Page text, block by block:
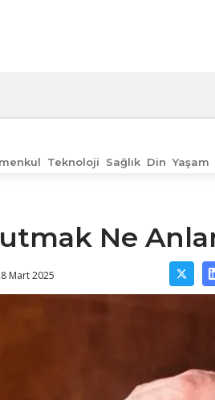
Teknoloji Sağlık Din Yaşam
Ne
Mart 2025